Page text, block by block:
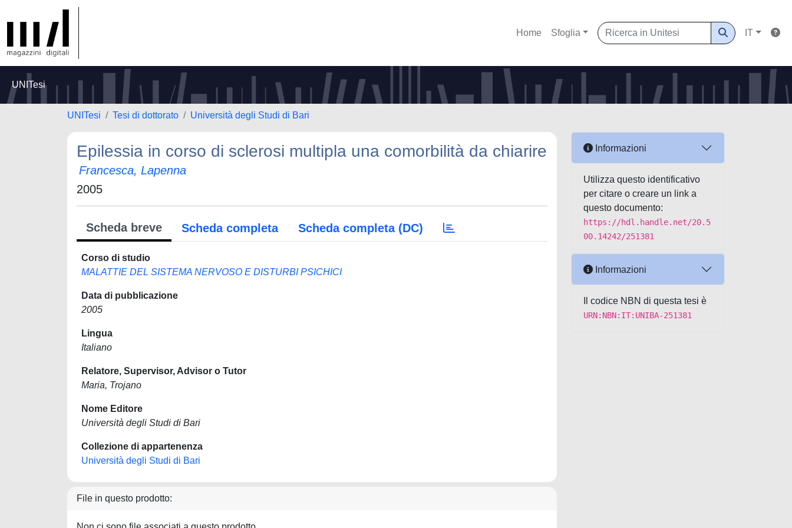
Home Sfoglia IT
UNITesi
UNITesi Tesi di dottorato Università degli Studi di Bari
Epilessia in corso di sclerosi multipla una comorbilità da chiarire
Francesca, Lapenna
2005
Scheda breve Scheda completa Scheda completa (DC)
Corso di studio
MALATTIE DEL SISTEMA NERVOSO E DISTURBI PSICHICI
Data di pubblicazione
2005
Lingua
Italiano
Relatore, Supervisor, Advisor o Tutor
Maria, Trojano
Nome Editore
Università degli Studi di Bari
Collezione di appartenenza
Università degli Studi di Bari
File in questo prodotto:
Informazioni
Utilizza questo identificativo
per citare o creare un link a
questo documento:
https://hdl.handle.net/20.5
00.14242/251381
Informazioni
Il codice NBN di questa tesi è
URN:NBN:IT:UNIBA-251381